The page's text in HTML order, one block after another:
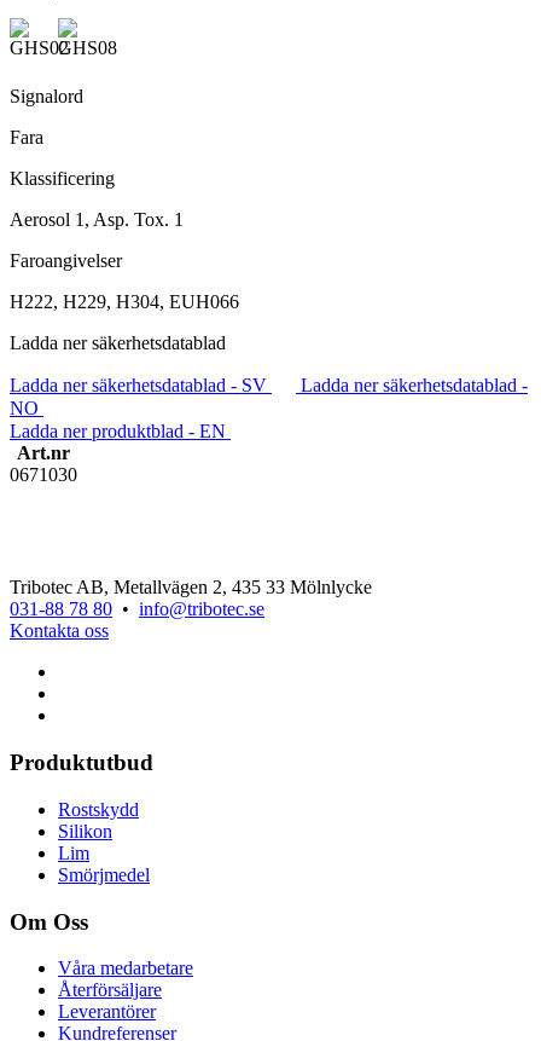
Signalord
Fara
Klassificering
Aerosol 1, Asp. Tox. 1
Faroangivelser
H222, H229, H304, EUH066
Ladda ner säkerhetsdatablad
Ladda ner säkerhetsdatablad - SV
Ladda ner säkerhetsdatablad -
NO
Ladda ner produktblad - EN
Art.nr
0671030
Tribotec AB, Metallvägen 2, 435 33 Mölnlycke
031-88 78 80 • info@tribotec.se
Kontakta oss
Produktutbud
Rostskydd
Silikon
Lim
Smörjmedel
Om Oss
Våra medarbetare
Återförsäljare
Leverantörer
Kundreferenser